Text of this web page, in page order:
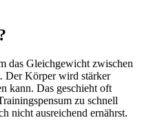
das Gleichgewicht zwischen
Der Körper wird stärker
kann. Das geschieht oft
zu schnell
nicht ausreichend ernährst.